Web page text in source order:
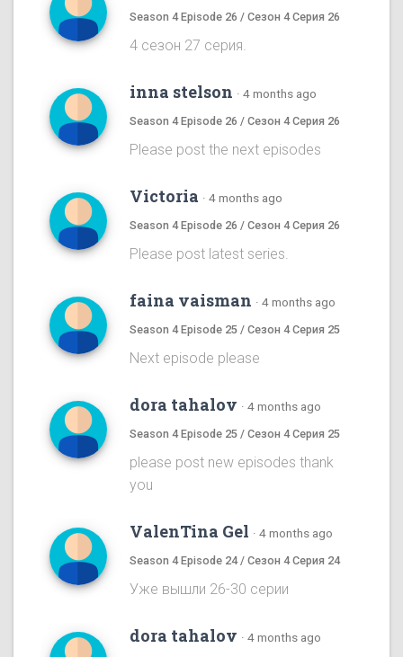
Season 4 Episode 26 / Сезон 4 Серия 26
4 сезон 27 серия.
inna stelson · 4 months ago
Season 4 Episode 26 / Сезон 4 Серия 26
Please post the next episodes
Victoria · 4 months ago
Season 4 Episode 26 / Сезон 4 Серия 26
Please post latest series.
faina vaisman · 4 months ago
Season 4 Episode 25 / Сезон 4 Серия 25
Next episode please
dora tahalov · 4 months ago
Season 4 Episode 25 / Сезон 4 Серия 25
please post new episodes thank
you
ValenTina Gel · 4 months ago
Season 4 Episode 24 / Сезон 4 Серия 24
Уже вышли 26-30 серии
dora tahalov · 4 months ago